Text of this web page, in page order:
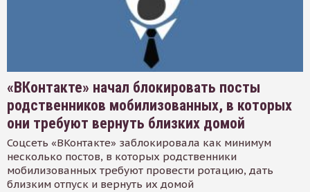
«ВКонтакте» начал блокировать посты
родственников мобилизованных, в которых
они требуют вернуть близких домой
Соцсеть «ВКонтакте» заблокировала как минимум
несколько постов, в которых родственники
мобилизованных требуют провести ротацию, дать
близким отпуск и вернуть их домой